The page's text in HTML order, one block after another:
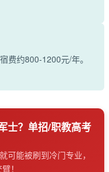
费约800-1200元/年。
士？单招/职教高考
可能被刷到冷门专业，
！